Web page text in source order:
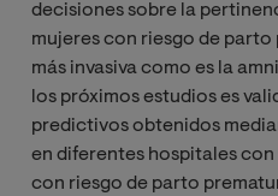
decisiones sobre la
mujeres con riesgo de
más invasiva como es la
los próximos estudios es
predictivos obtenidos
en diferentes hospitales
con riesgo de parto